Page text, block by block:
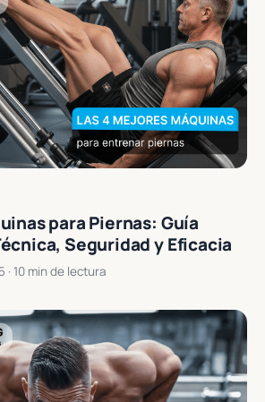
para Piernas: Guía
Seguridad y Eficacia
· 10 min de lectura